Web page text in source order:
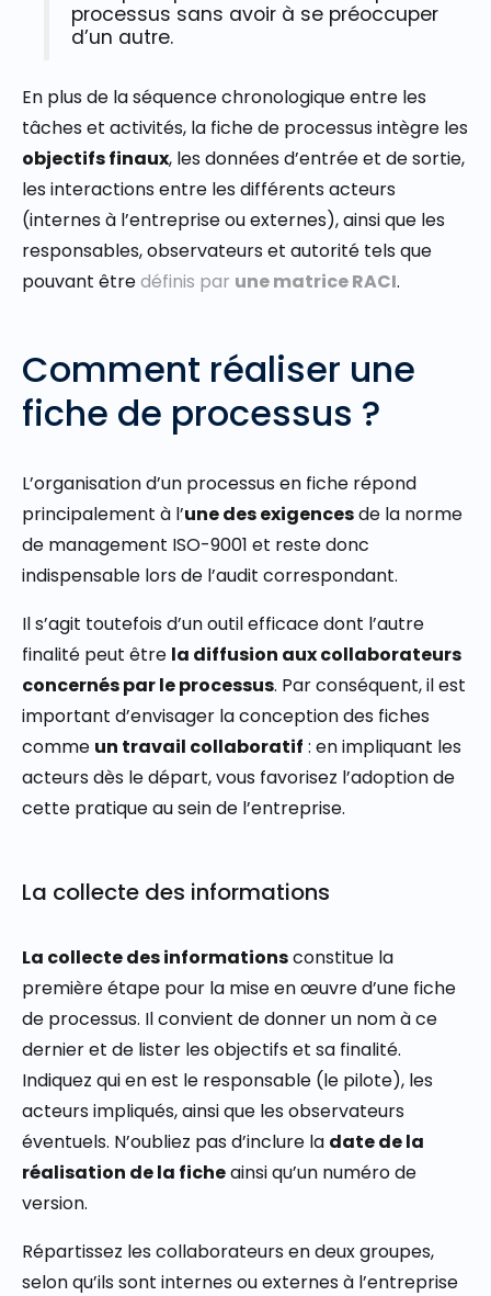
processus sans avoir à se préoccuper
d’un autre.
En plus de la séquence chronologique entre les
tâches et activités, la fiche de processus intègre les
objectifs finaux, les données d’entrée et de sortie,
les interactions entre les différents acteurs
(internes à l’entreprise ou externes), ainsi que les
responsables, observateurs et autorité tels que
pouvant êtredéfinis par une matrice RACI.
Comment réaliser une
fiche de processus ?
L’organisation d’un processus en fiche répond
principalement à l’une des exigencesde la norme
de management ISO-9001 et reste donc
indispensable lors de l’audit correspondant.
Il s’agit toutefois d’un outil efficace dont l’autre
finalité peut être la diffusion aux collaborateurs
concernés par le processus. Par conséquent, il est
important d’envisager la conception des fiches
comme un travail collaboratif : en impliquant les
acteurs dès le départ, vous favorisez l’adoption de
cette pratique au sein de l’entreprise.
La collecte des informations
La collecte des informationsconstitue la
première étape pour la mise en œuvre d’une fiche
de processus. Il convient de donner un nom à ce
dernier et de lister les objectifs et sa finalité.
Indiquez qui en est le responsable (le pilote), les
acteurs impliqués, ainsi que les observateurs
éventuels. N’oubliez pas d’inclure la date de la
réalisation de la ficheainsi qu’un numéro de
version.
Répartissez les collaborateurs en deux groupes,
selon qu’ils sont internes ou externes à l’entreprise